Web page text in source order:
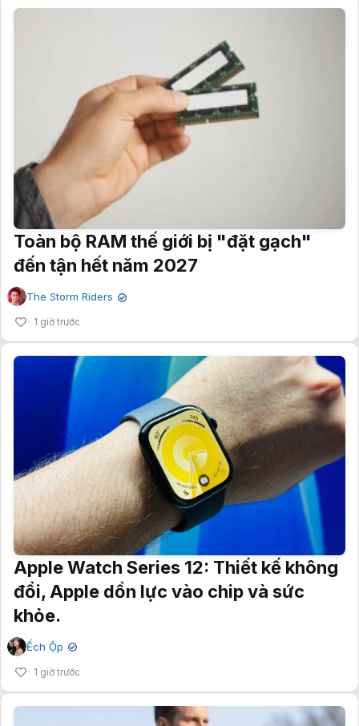
Toàn bộ RAM thế giới bị "đặt gạch"
đến tận hết năm 2027
The Storm Riders ✔
1 giờ trước
Apple Watch Series 12: Thiết kế không
đổi, Apple dồn lực vào chip và sức
khỏe.
Ếch Ộp ✔
1 giờ trước